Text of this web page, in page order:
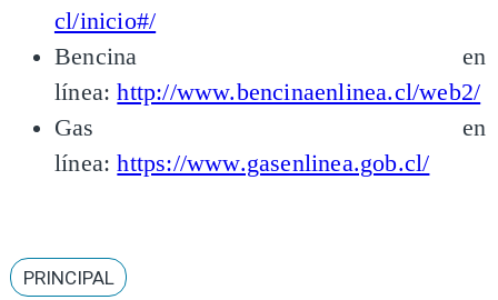
cl/inicio#/
Bencina en
línea:http://www.bencinaenlinea.cl/web2/
Gas en
línea:https://www.gasenlinea.gob.cl/
PRINCIPAL